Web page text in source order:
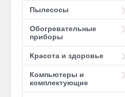
Пылесосы
Обогревательные
приборы
Красота и здоровье
Компьютеры и
комплектующие